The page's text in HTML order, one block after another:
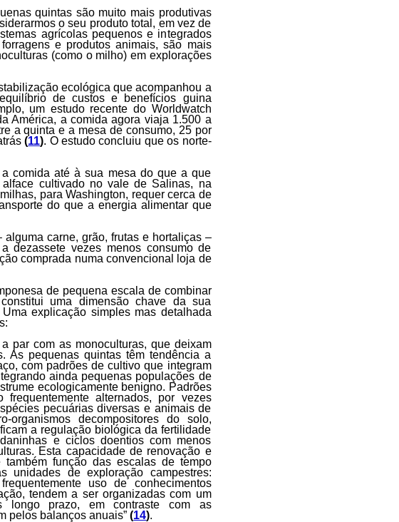
quintas são muito mais produtivas
o seu produto total, em vez de
agrícolas pequenos e integrados
e produtos animais, são mais
(como o milho) em explorações
ecológica que acompanhou a
de custos e benefícios guina
um estudo recente do Worldwatch
América, a comida agora viaja 1.500 a
a quinta e a mesa de consumo, 25 por
(11). O estudo concluiu que os norte-
comida até à sua mesa do que a que
cultivado no vale de Salinas, na
para Washington, requer cerca de
do que a energia alimentar que
carne, grão, frutas e hortaliças –
dezassete vezes menos consumo de
comprada numa convencional loja de
de pequena escala de combinar
uma dimensão chave da sua
explicação simples mas detalhada
par com as monoculturas, que deixam
As pequenas quintas têm tendência a
com padrões de cultivo que integram
ainda pequenas populações de
ecologicamente benigno. Padrões
alternados, por vezes
pecuárias diversas e animais de
organismos decompositores do solo,
a regulação biológica da fertilidade
e ciclos doentios com menos
Esta capacidade de renovação e
função das escalas de tempo
unidades de exploração campestres:
uso de conhecimentos
tendem a ser organizadas com um
longo prazo, em contraste com as
pelos balanços anuais”(14).